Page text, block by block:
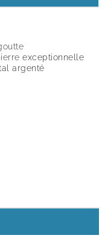
exceptionnelle
argenté